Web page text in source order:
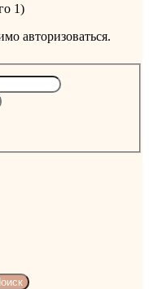
1)
авторизоваться.